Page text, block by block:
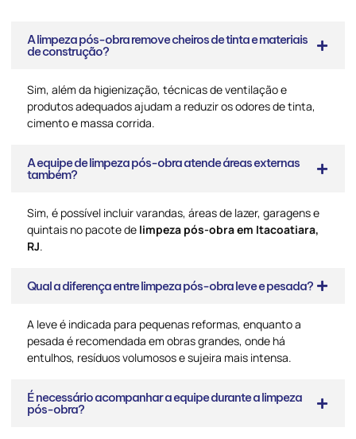
A limpeza pós-obra remove cheiros de tinta e materiais
de construção?
Sim, além da higienização, técnicas de ventilação e
produtos adequados ajudam a reduzir os odores de tinta,
cimento e massa corrida.
A equipe de limpeza pós-obra atende áreas externas
também?
Sim, é possível incluir varandas, áreas de lazer, garagens e
quintais no pacote de limpeza pós-obra em Itacoatiara,
RJ.
Qual a diferença entre limpeza pós-obra leve e pesada?
A leve é indicada para pequenas reformas, enquanto a
pesada é recomendada em obras grandes, onde há
entulhos, resíduos volumosos e sujeira mais intensa.
É necessário acompanhar a equipe durante a limpeza
pós-obra?